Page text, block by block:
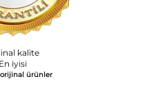
kalite
En iyisi
orijinal ürünler